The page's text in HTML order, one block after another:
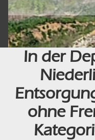
In der
ohne